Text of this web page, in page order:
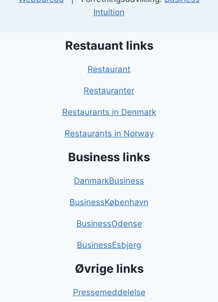
Intuition
Restauant links
Restaurant
Restauranter
Restaurants in Denmark
Restaurants in Norway
Business links
DanmarkBusiness
BusinessKøbenhavn
BusinessOdense
BusinessEsbjerg
Øvrige links
Pressemeddelelse